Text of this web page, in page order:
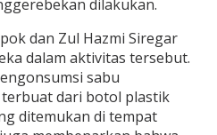
dilakukan.
dan Zul Hazmi Siregar
dalam aktivitas tersebut.
sabu
dari botol plastik
ditemukan di tempat